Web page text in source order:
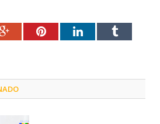
Google+PinterestLinkedInTumblr